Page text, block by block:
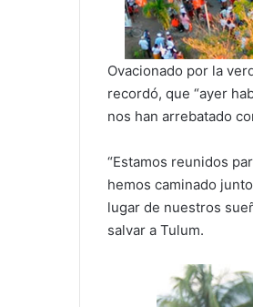
Ovacionado por la
recordó, que “ayer
nos han arrebatado
“Estamos reunidos
hemos caminado
lugar de nuestros
salvar a Tulum.